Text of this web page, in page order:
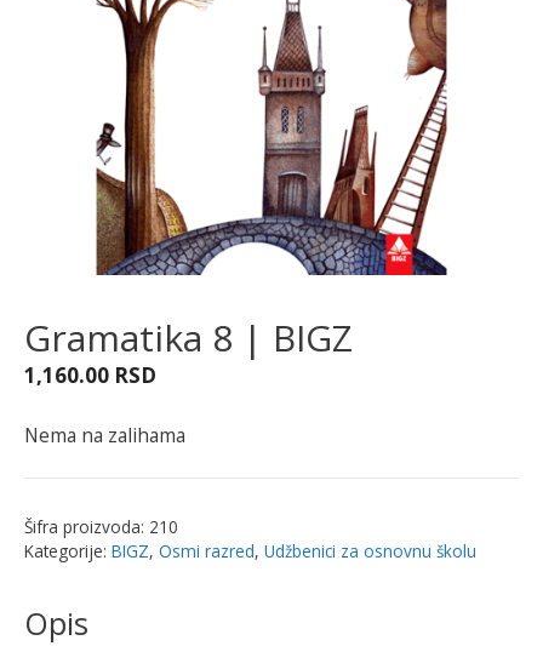
Gramatika 8 | BIGZ
1,160.00 RSD
Nema na zalihama
Šifra proizvoda: 210
Kategorije: BIGZ, Osmi razred, Udžbenici za osnovnu školu
Opis